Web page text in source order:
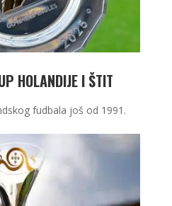
HOLANDIJE I ŠTIT
fudbala još od 1991.